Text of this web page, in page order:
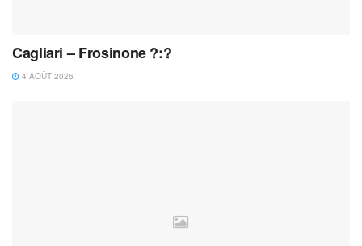
Cagliari – Frosinone ?:?
4 AOÛT 2026